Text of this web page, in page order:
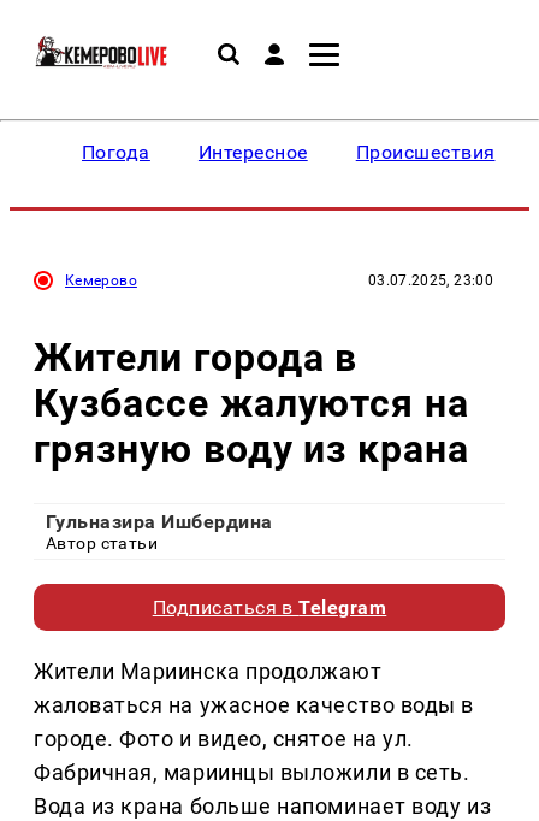
Погода Интересное Происшествия
Кемерово 03.07.2025, 23:00
Жители города в
Кузбассе жалуются на
грязную воду из крана
Гульназира Ишбердина
Автор статьи
Подписаться вTelegram
Жители Мариинска продолжают
жаловаться на ужасное качество воды в
городе. Фото и видео, снятое на ул.
Фабричная, мариинцы выложили в сеть.
Вода из крана больше напоминает воду из